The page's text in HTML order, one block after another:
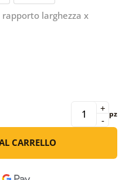
larghezza x
-
+ pz
CARRELLO